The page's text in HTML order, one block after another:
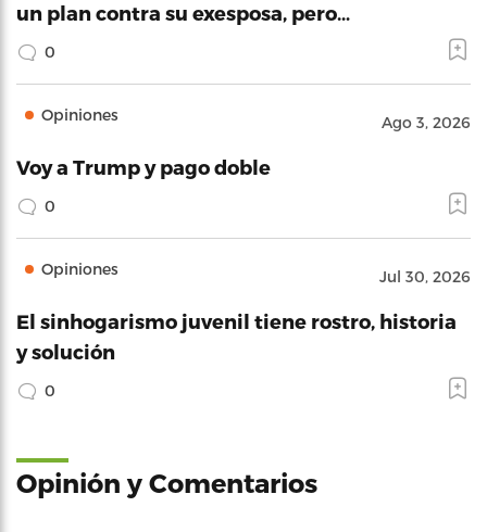
un plan contra su exesposa, pero…
0
Opiniones Ago 3, 2026
Voy a Trump y pago doble
0
Opiniones Jul 30, 2026
El sinhogarismo juvenil tiene rostro, historia
y solución
0
Opinión y Comentarios